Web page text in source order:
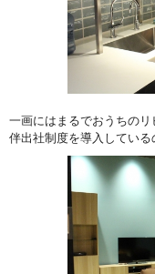
一画にはまるでおうちの
伴出社制度を導入している